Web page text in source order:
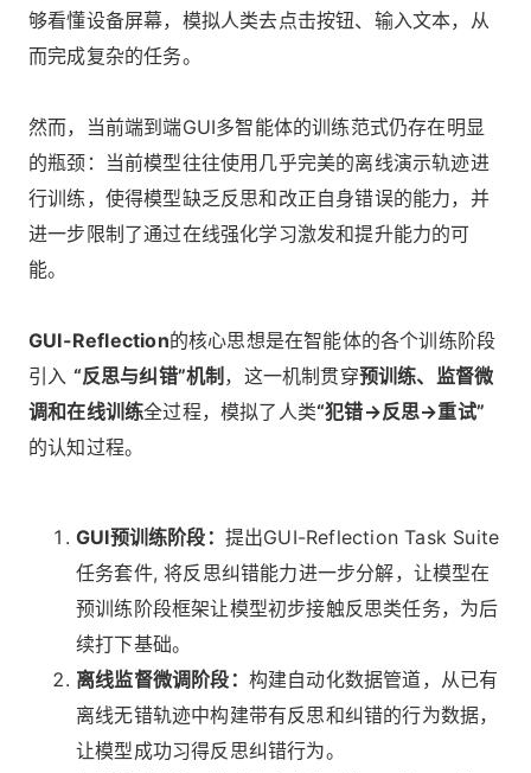
够看懂设备屏幕，模拟人类去点击按钮、输入文本，从
而完成复杂的任务。
然而，当前端到端GUI多智能体的训练范式仍存在明显
的瓶颈：当前模型往往使用几乎完美的离线演示轨迹进
行训练，使得模型缺乏反思和改正自身错误的能力，并
进一步限制了通过在线强化学习激发和提升能力的可
能。
GUI-Reflection的核心思想是在智能体的各个训练阶段
引入 “反思与纠错”机制 ，这一机制贯穿预训练、监督微
调和在线训练全过程，模拟了人类“犯错→反思→重试”
的认知过程。
GUI预训练阶段： 提出GUI-Reflection Task Suite
任务套件, 将反思纠错能力进一步分解，让模型在
预训练阶段框架让模型初步接触反思类任务，为后
续打下基础。
离线监督微调阶段： 构建自动化数据管道，从已有
离线无错轨迹中构建带有反思和纠错的行为数据，
让模型成功习得反思纠错行为。